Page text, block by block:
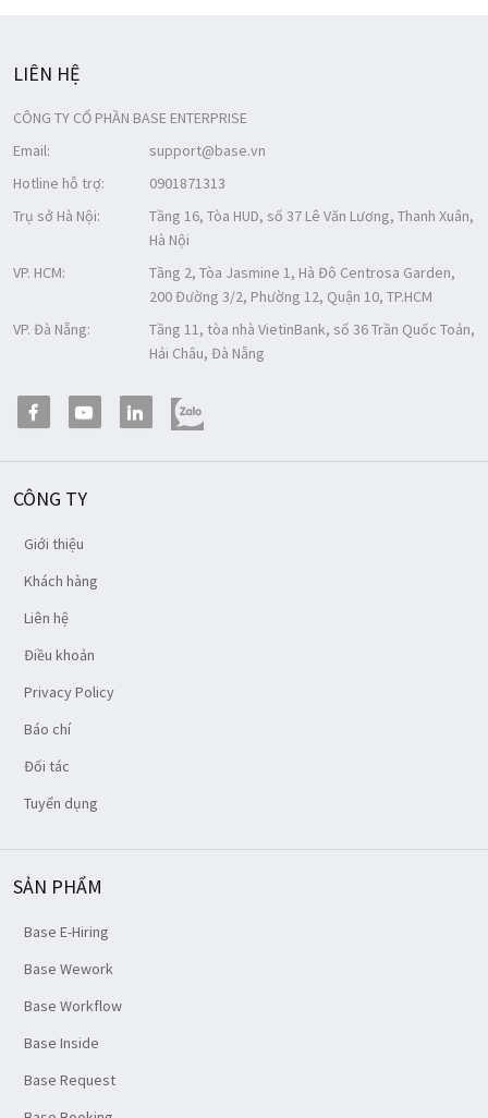
LIÊN HỆ
CÔNG TY CỔ PHẦN BASE ENTERPRISE
Email:
support@base.vn
Hotline hỗ trợ:
0901871313
Trụ sở Hà Nội:
Tầng 16, Tòa HUD, số 37 Lê Văn Lương, Thanh Xuân,
Hà Nội
VP. HCM:
Tầng 2, Tòa Jasmine 1, Hà Đô Centrosa Garden,
200 Đường 3/2, Phường 12, Quận 10, TP.HCM
VP. Đà Nẵng:
Tầng 11, tòa nhà VietinBank, số 36 Trần Quốc Toản,
Hải Châu, Đà Nẵng
CÔNG TY
Giới thiệu
Khách hàng
Liên hệ
Điều khoản
Privacy Policy
Báo chí
Đối tác
Tuyển dụng
SẢN PHẨM
Base E-Hiring
Base Wework
Base Workflow
Base Inside
Base Request